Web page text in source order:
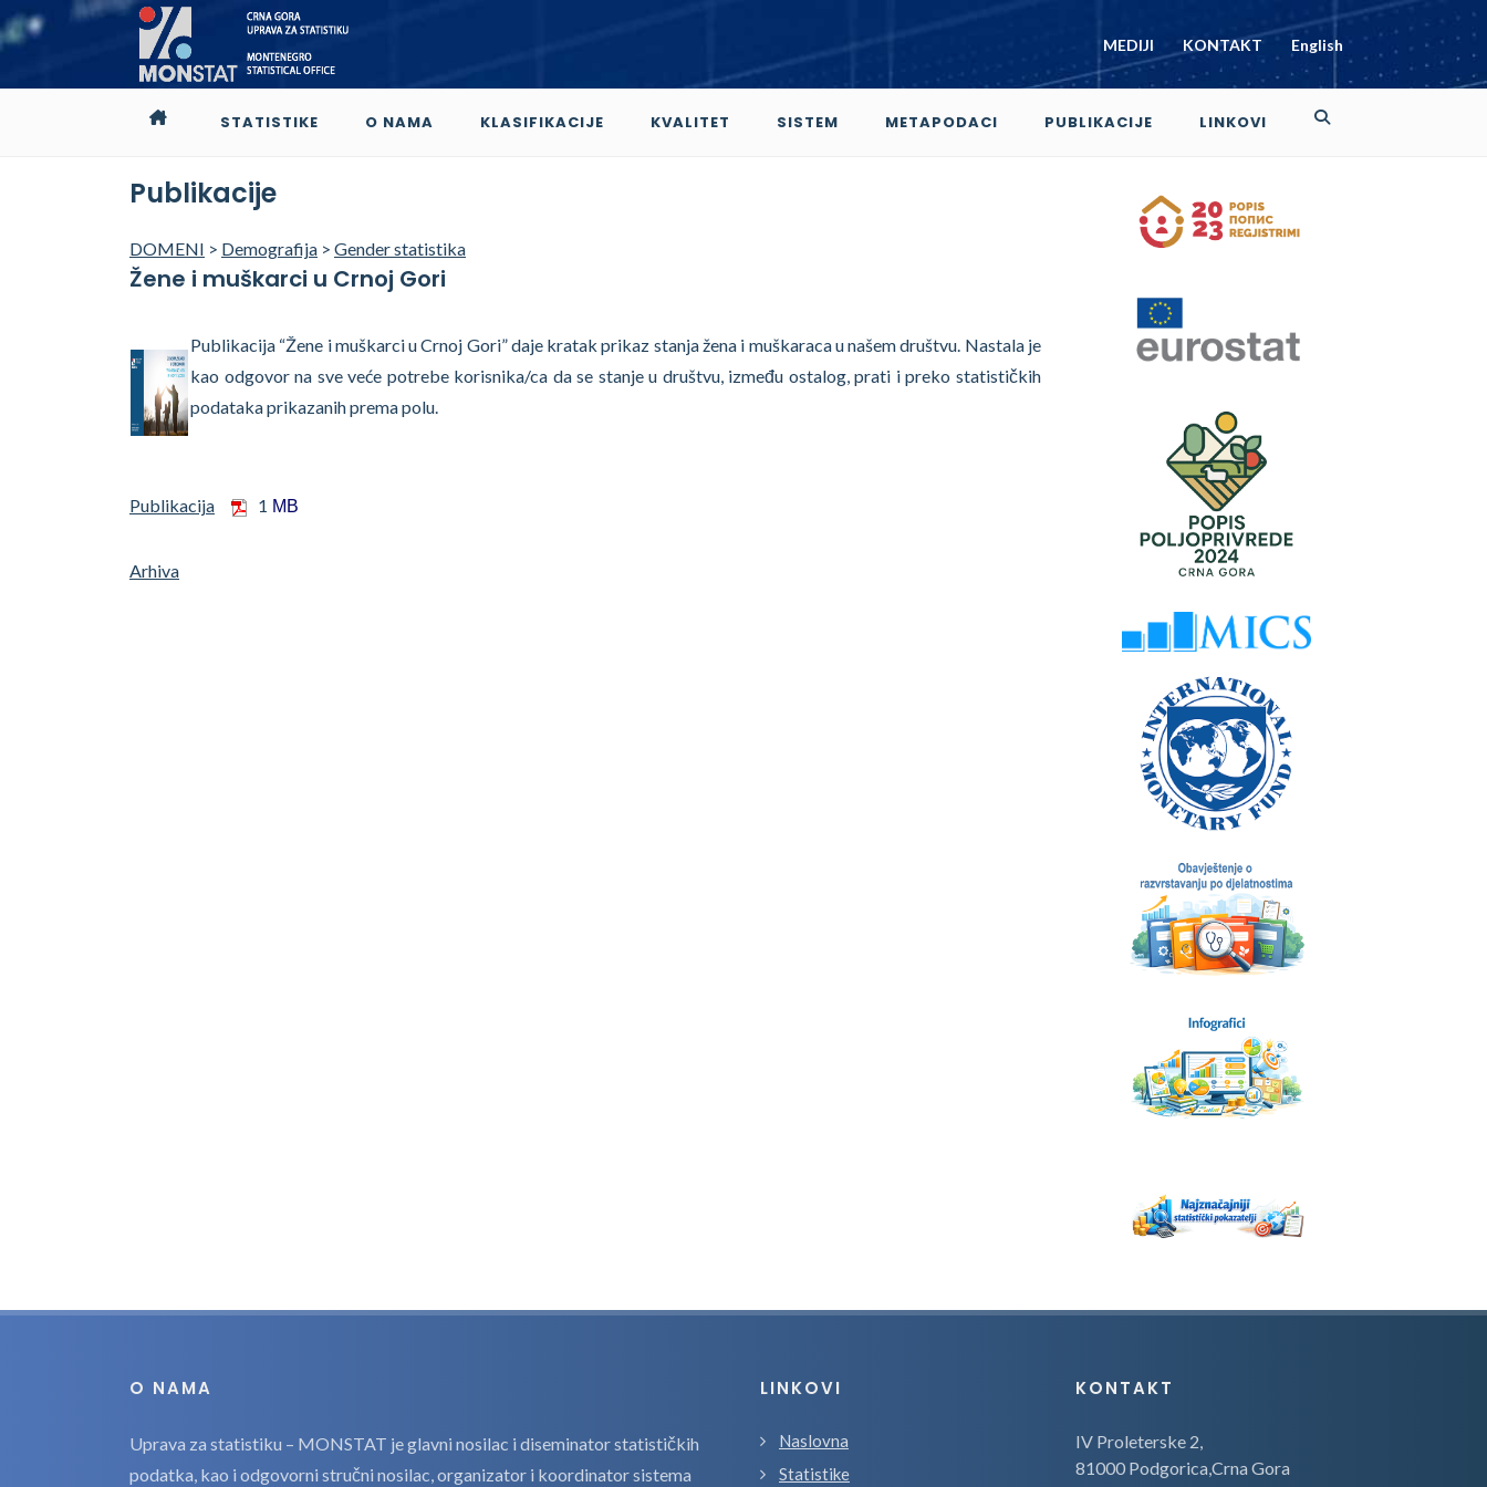
MEDIJI KONTAKT English
STATISTIKE O NAMA KLASIFIKACIJE KVALITET SISTEM METAPODACI PUBLIKACIJE LINKOVI
Publikacije
DOMENI > Demografija > Gender statistika
Žene i muškarci u Crnoj Gori
Publikacija “Žene i muškarci u Crnoj Gori” daje kratak prikaz stanja žena i muškaraca u našem društvu. Nastala je
kao odgovor na sve veće potrebe korisnika/ca da se stanje u društvu, između ostalog, prati i preko statističkih
podataka prikazanih prema polu.
Publikacija 1 MB
Arhiva
O NAMA
Uprava za statistiku – MONSTAT je glavni nosilac i diseminator statističkih
podatka, kao i odgovorni stručni nosilac, organizator i koordinator sistema
LINKOVI
Naslovna
Statistike
KONTAKT
IV Proleterske 2,
81000 Podgorica,Crna Gora